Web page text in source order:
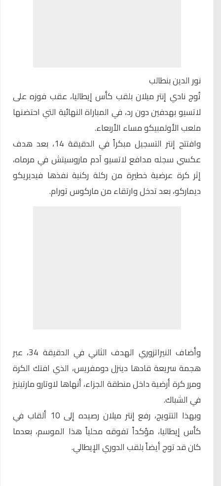
نور الدين بنطالب
تُوج نادي إنتر ميلان بلقب كأس إيطاليا، عقب فوزه على
لاتسيو بهدفين دون رد، في المباراة النهائية التي احتضنها
ملعب الأولمبيكو مساء الأربعاء.
وافتتح إنتر التسجيل مبكراً في الدقيقة 14، بعد هدف
عكسي سجله مدافع لاتسيو آدم ماروسيتش في مرماه،
إثر كرة عرضية خطيرة من ركلة ركنية نفذها فيديريكو
ديماركو، بعد تدخل وارتقاء من ماركوس تورام.
وأضاف النيراتزوري الهدف الثاني في الدقيقة 34، عبر
هجمة سريعة قادها دينزل دومفريس، الذي افتك الكرة
ومرر كرة أرضية داخل منطقة الجزاء، أنهاها لاوتارو مارتينيز
في الشباك.
وبهذا التتويج، رفع إنتر ميلان رصيده إلى 10 ألقاب في
كأس إيطاليا، مؤكداً تفوقه محلياً هذا الموسم، بعدما
كان قد توج أيضاً بلقب الدوري الإيطالي.